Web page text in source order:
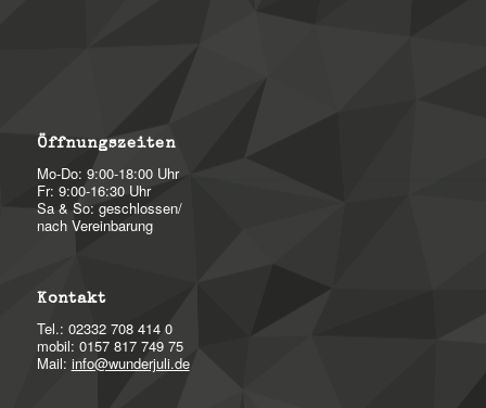
Öffnungszeiten
Mo-Do: 9:00-18:00 Uhr
Fr: 9:00-16:30 Uhr
Sa & So: geschlossen/
nach Vereinbarung
Kontakt
Tel.: 02332 708 414 0
mobil: 0157 817 749 75
Mail: info@wunderjuli.de